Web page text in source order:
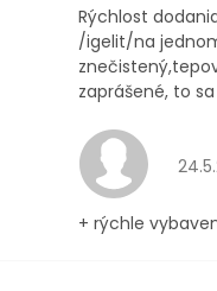
Rýchlost
/igelit/na
zaprášené, to
+ rýchle